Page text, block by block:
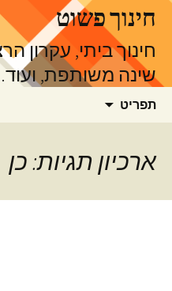
לדלג
לתוכןחינוך פשוט
חינוך ביתי, עקרון
שינה משותפת,
תפריט
ארכיון תגיות: כן